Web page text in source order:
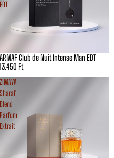
EDT
ARMAF Club de Nuit Intense Man EDT
13.450 Ft
ZIMAYA
Sharaf
Blend
Parfum
Extrait